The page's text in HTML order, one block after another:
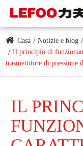
Casa Notizie e blog
Il principio di
trasmettitore di
IL